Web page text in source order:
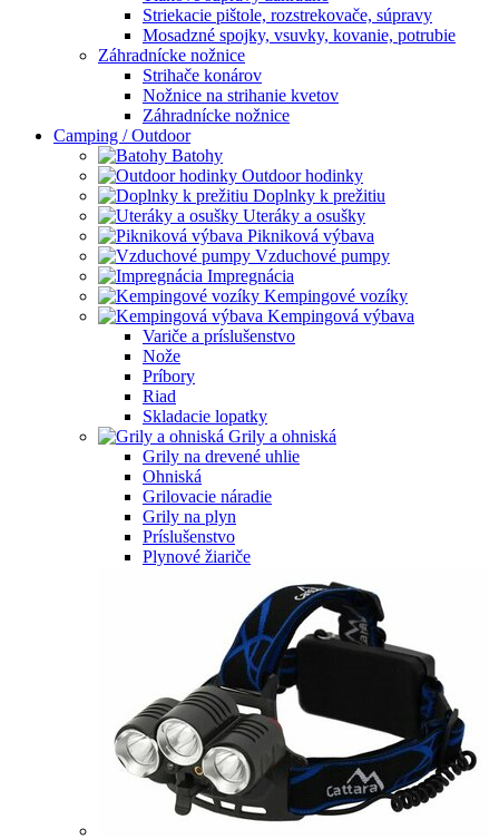
Striekacie pištole, rozstrekovače, súpravy
Mosadzné spojky, vsuvky, kovanie, potrubie
Záhradnícke nožnice
Strihače konárov
Nožnice na strihanie kvetov
Záhradnícke nožnice
Camping / Outdoor
Batohy
Outdoor hodinky
Doplnky k prežitiu
Uteráky a osušky
Pikniková výbava
Vzduchové pumpy
Impregnácia
Kempingové vozíky
Kempingová výbava
Variče a príslušenstvo
Nože
Príbory
Riad
Skladacie lopatky
Grily a ohniská
Grily na drevené uhlie
Ohniská
Grilovacie náradie
Grily na plyn
Príslušenstvo
Plynové žiariče